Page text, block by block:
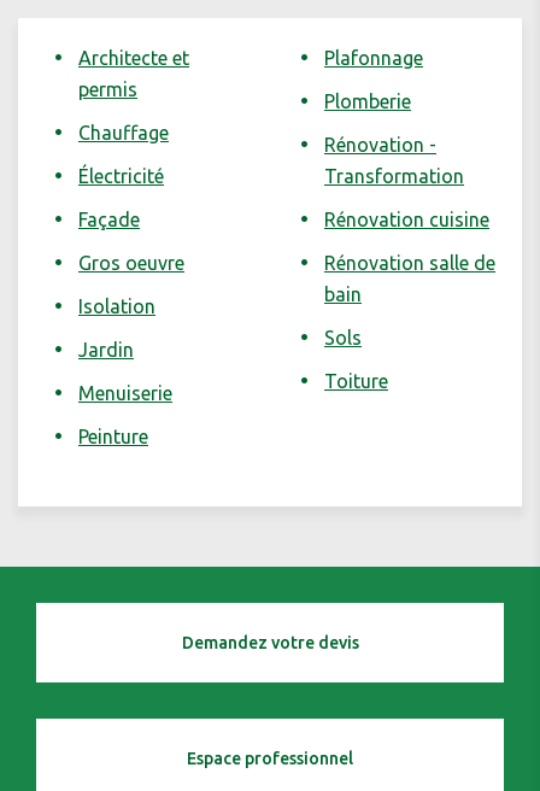
Architecte et
permis
Chauffage
Électricité
Façade
Gros oeuvre
Isolation
Jardin
Menuiserie
Peinture
Plafonnage
Plomberie
Rénovation -
Transformation
Rénovation cuisine
Rénovation salle de
bain
Sols
Toiture
Demandez votre devis
Espace professionnel